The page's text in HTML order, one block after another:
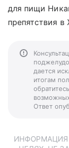
для пищи
препятствия
дается
итогам
Ответ
ИНФОРМАЦИЯ